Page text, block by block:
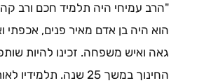
"הרב עמיחי היה תלמיד חכם ורב
הוא היה בן אדם מאיר פנים, אכפתי
גאה ואיש משפחה. זכינו להיות
החינוך במשך 25 שנה.